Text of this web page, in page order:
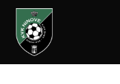
Skip